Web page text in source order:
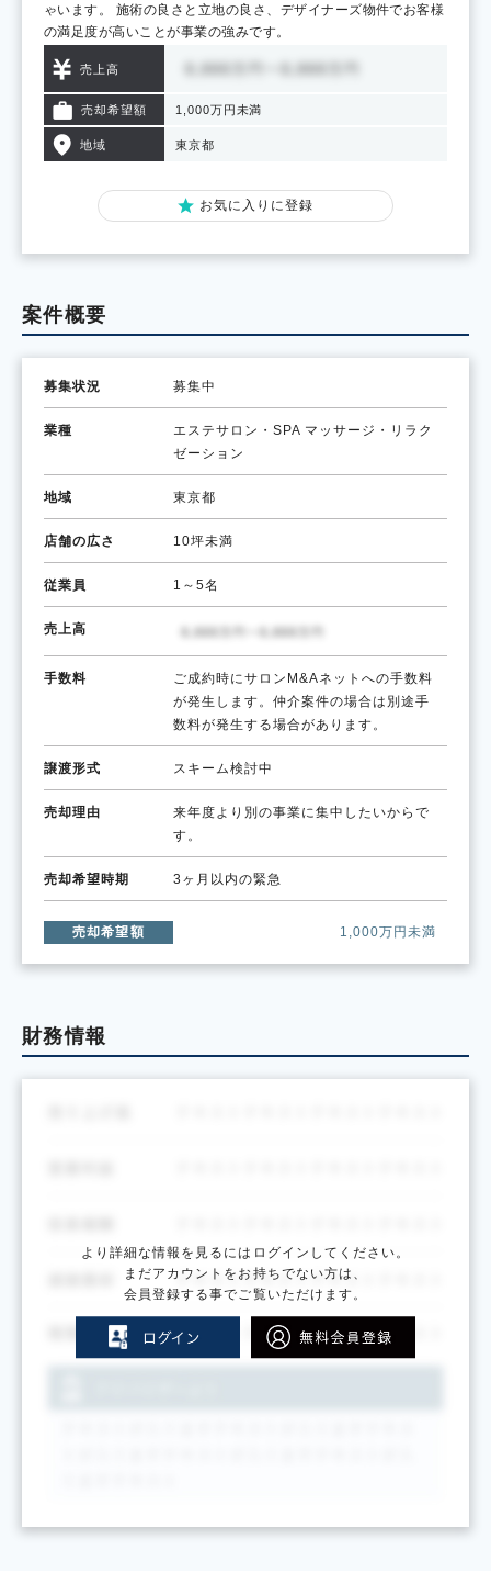
ゃいます。 施術の良さと立地の良さ、デザイナーズ物件でお客様
の満足度が高いことが事業の強みです。
売上高
売却希望額 1,000万円未満
地域 東京都
お気に入りに登録
案件概要
募集状況 募集中
業種 エステサロン・SPA マッサージ・リラク
ゼーション
地域 東京都
店舗の広さ 10坪未満
従業員 1～5名
売上高
手数料
ご成約時にサロンM&Aネットへの手数料
が発生します。仲介案件の場合は別途手
数料が発生する場合があります。
譲渡形式 スキーム検討中
売却理由
来年度より別の事業に集中したいからで
す。
売却希望時期 3ヶ月以内の緊急
売却希望額 1,000万円未満
財務情報
より詳細な情報を見るにはログインしてください。
まだアカウントをお持ちでない方は、
会員登録する事でご覧いただけます。